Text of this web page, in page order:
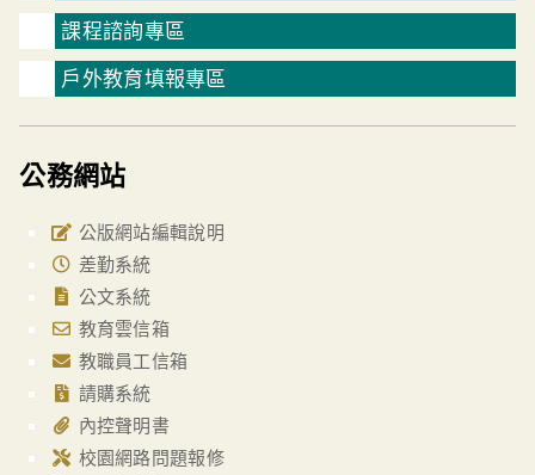
課程諮詢專區
戶外教育填報專區
公務網站
公版網站編輯說明
差勤系統
公文系統
教育雲信箱
教職員工信箱
請購系統
內控聲明書
校園網路問題報修